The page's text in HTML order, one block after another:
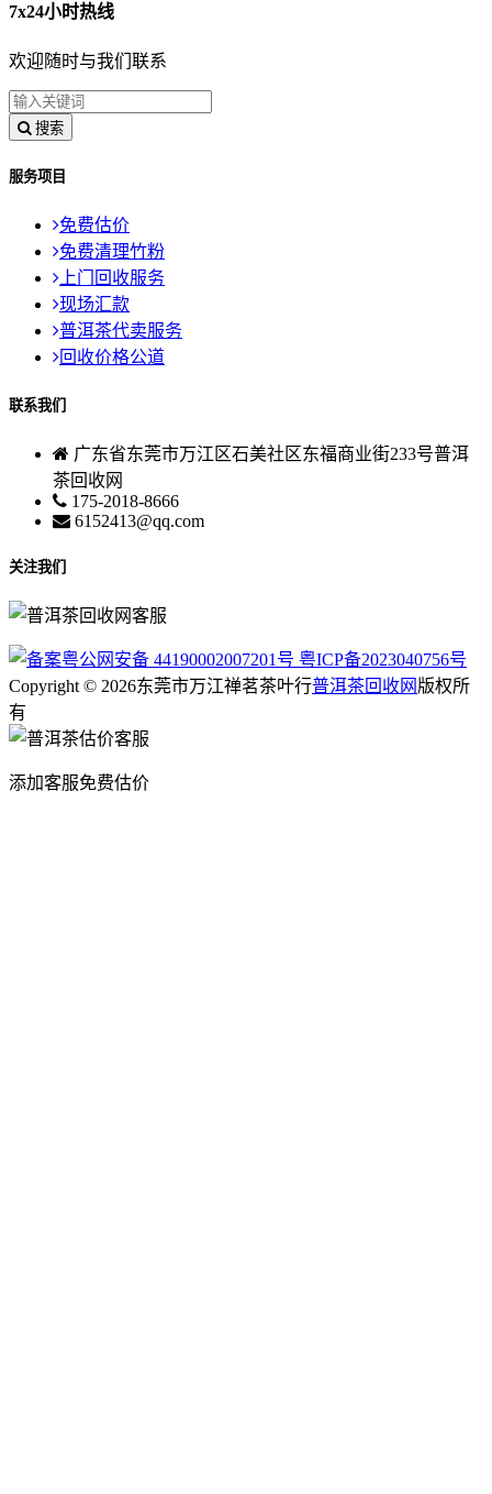
7x24小时热线
欢迎随时与我们联系
搜索
服务项目
免费估价
免费清理竹粉
上门回收服务
现场汇款
普洱茶代卖服务
回收价格公道
联系我们
广东省东莞市万江区石美社区东福商业街233号普洱
茶回收网
175-2018-8666
6152413@qq.com
关注我们
粤公网安备 44190002007201号 粤ICP备2023040756号
Copyright © 2026东莞市万江禅茗茶叶行普洱茶回收网 版权所
有
添加客服免费估价